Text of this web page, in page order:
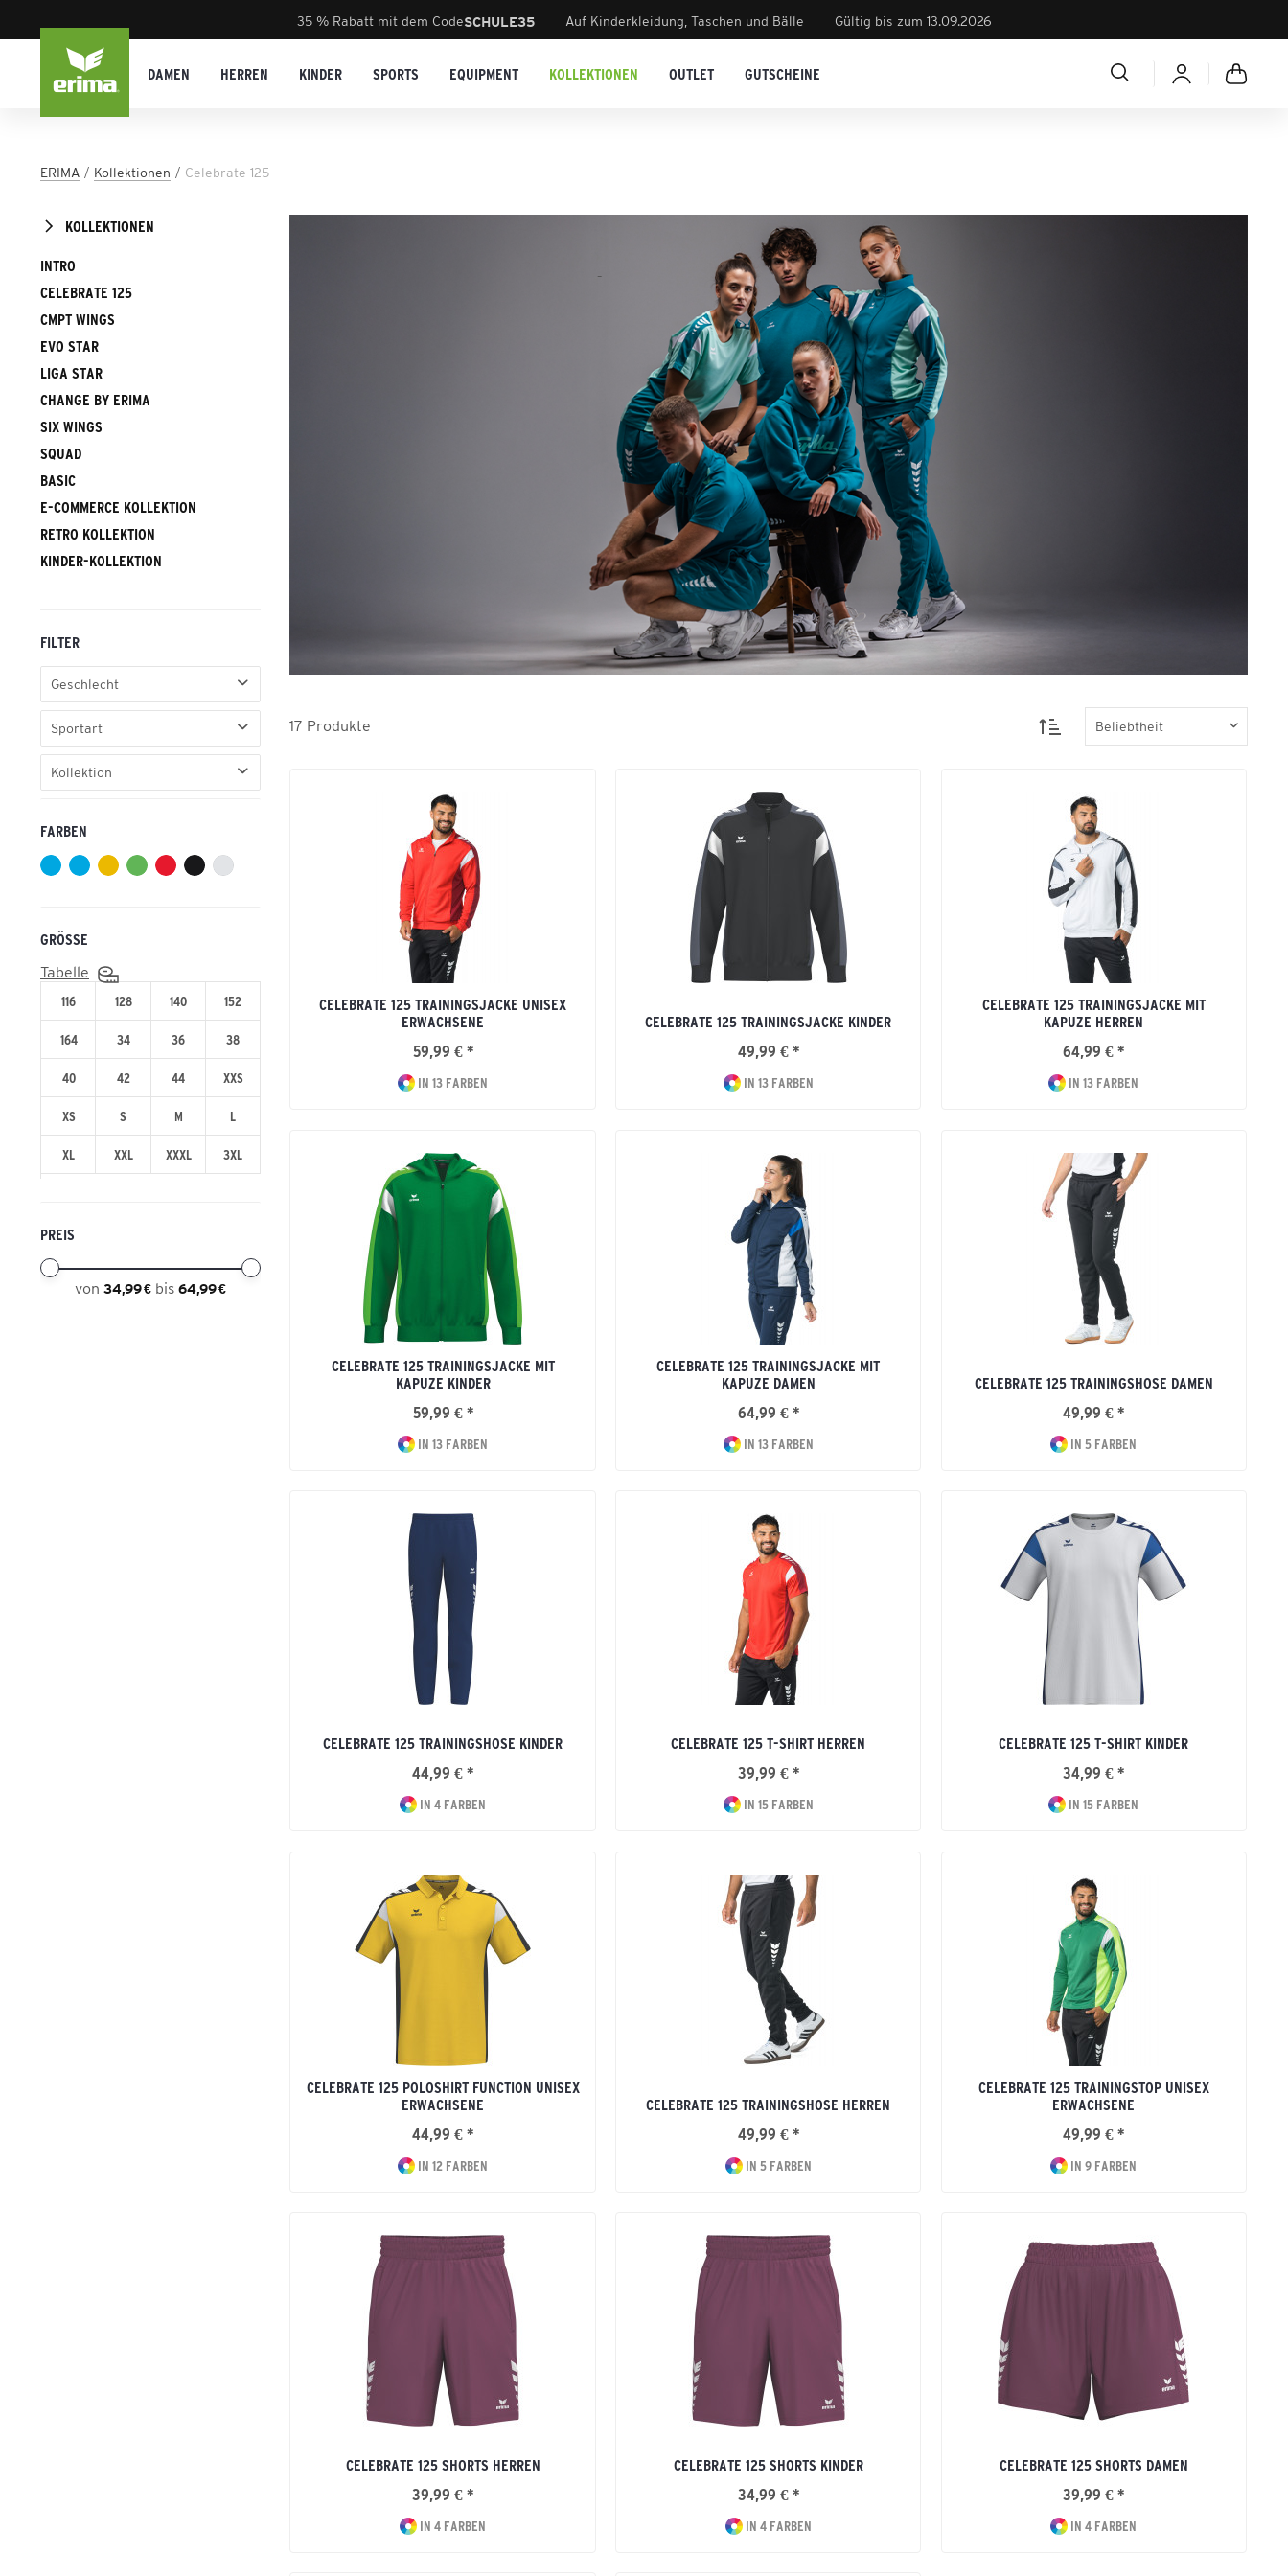
35 % Rabatt mit dem CodeSCHULE35 Auf Kinderkleidung, Taschen und Bälle Gültig bis zum 13.09.2026
DAMEN HERREN KINDER SPORTS EQUIPMENT KOLLEKTIONEN OUTLET GUTSCHEINE
ERIMA Kollektionen Celebrate 125
KOLLEKTIONEN
INTRO
CELEBRATE 125
CMPT WINGS
EVO STAR
LIGA STAR
CHANGE BY ERIMA
SIX WINGS
SQUAD
BASIC
E-COMMERCE KOLLEKTION
RETRO KOLLEKTION
KINDER-KOL­LEK­TI­ON
FILTER
Geschlecht
Erwachsene
Herren
Kinder
Sportart
Fußball
Tennis
Volleyball
Kollektion
FARBEN
GRÖSSE
Tabelle
116 128 140 152
164 34 36 38
40 42 44 XXS
XS S M L
XL XXL XXXL 3XL
PREIS
von 34,99 € bis 64,99 €
17 Produkte
CELEBRATE 125 TRAININGSJACKE UNISEX
ERWACHSENE
59,99 € *
IN 13 FARBEN
CELEBRATE 125 TRAININGSJACKE KINDER
49,99 € *
IN 13 FARBEN
CELEBRATE 125 TRAININGSJACKE MIT
KAPUZE HERREN
64,99 € *
IN 13 FARBEN
CELEBRATE 125 TRAININGSJACKE MIT
KAPUZE KINDER
59,99 € *
IN 13 FARBEN
CELEBRATE 125 TRAININGSJACKE MIT
KAPUZE DAMEN
64,99 € *
IN 13 FARBEN
CELEBRATE 125 TRAININGSHOSE DAMEN
49,99 € *
IN 5 FARBEN
CELEBRATE 125 TRAININGSHOSE KINDER
44,99 € *
IN 4 FARBEN
CELEBRATE 125 T-SHIRT HERREN
39,99 € *
IN 15 FARBEN
CELEBRATE 125 T-SHIRT KINDER
34,99 € *
IN 15 FARBEN
CELEBRATE 125 POLOSHIRT FUNCTION UNISEX
ERWACHSENE
44,99 € *
IN 12 FARBEN
CELEBRATE 125 TRAININGSHOSE HERREN
49,99 € *
IN 5 FARBEN
CELEBRATE 125 TRAININGSTOP UNISEX
ERWACHSENE
49,99 € *
IN 9 FARBEN
CELEBRATE 125 SHORTS HERREN
39,99 € *
IN 4 FARBEN
CELEBRATE 125 SHORTS KINDER
34,99 € *
IN 4 FARBEN
CELEBRATE 125 SHORTS DAMEN
39,99 € *
IN 4 FARBEN